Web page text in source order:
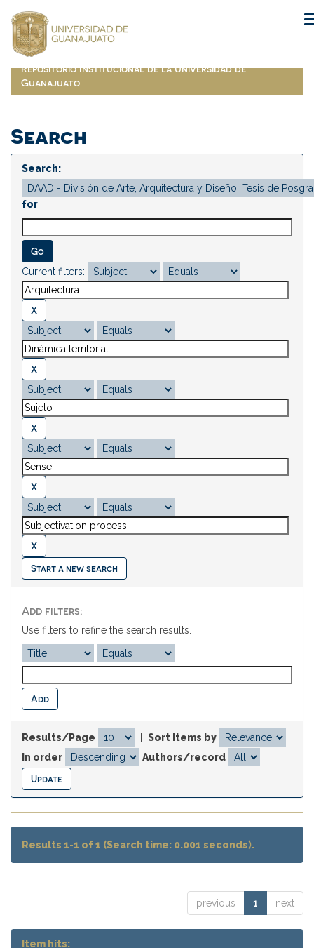
navigation
Repositorio Institucional de la Universidad de
Guanajuato
Search
Search:
for
Current filters:
Start a new search
Add filters:
Use filters to refine the search results.
Results/Page
Sort items by
In order
Authors/record
Results 1-1 of 1 (Search time: 0.001 seconds).
previous 1 next
Item hits: